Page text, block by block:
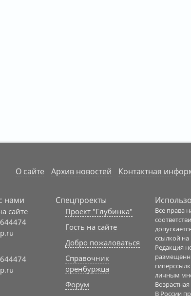
О сайте Архив новостей Контактная
нами
сайте
Спецпроекты
Проект "Глубинка"
Гость на сайте
Добро пожаловаться
Справочник
оренбуржца
Форум
Все права
ссылкой на
Редакция
личным
В России